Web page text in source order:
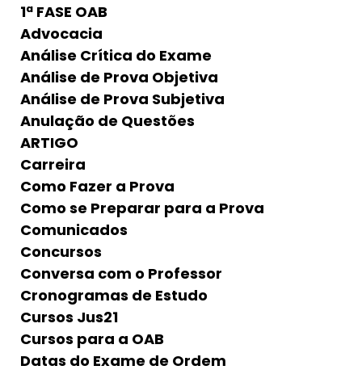
1ª FASE OAB
Advocacia
Análise Crítica do Exame
Análise de Prova Objetiva
Análise de Prova Subjetiva
Anulação de Questões
ARTIGO
Carreira
Como Fazer a Prova
Como se Preparar para a Prova
Comunicados
Concursos
Conversa com o Professor
Cronogramas de Estudo
Cursos Jus21
Cursos para a OAB
Datas do Exame de Ordem